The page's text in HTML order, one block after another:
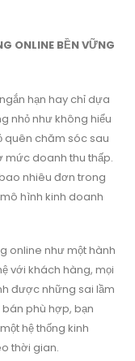
ONLINE BỀN VỮNG
hạn hay chỉ dựa
nhỏ như không hiểu
quên chăm sóc sau
mức doanh thu thấp.
nhiêu đơn trong
hình kinh doanh
online như một hành
với khách hàng, mọi
được những sai lầm
phù hợp, bạn
hệ thống kinh
thời gian.